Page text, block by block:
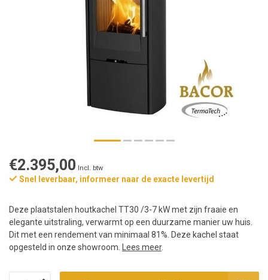
€2.395,00 Incl. btw
Snel leverbaar, informeer naar de exacte levertijd
Deze plaatstalen houtkachel TT30 /3-7 kW met zijn fraaie en
elegante uitstraling, verwarmt op een duurzame manier uw huis.
Dit met een rendement van minimaal 81%. Deze kachel staat
opgesteld in onze showroom.
Lees meer.